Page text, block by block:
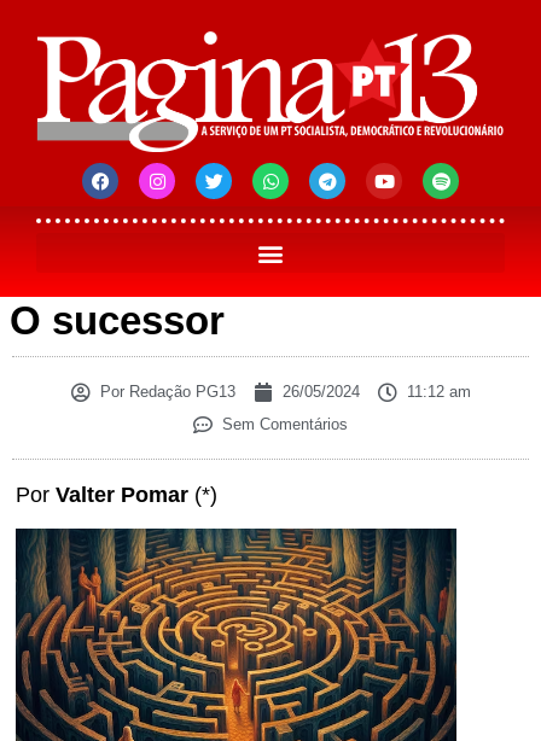
O sucessor
PorRedação PG13 26/05/2024
11:12 am
Sem Comentários
Por Valter Pomar (*)